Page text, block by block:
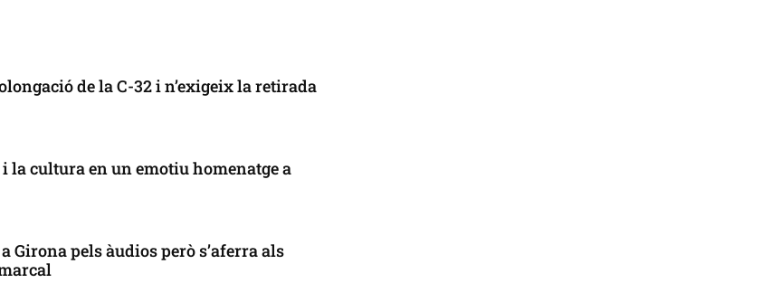
de la C-32 i n’exigeix la retirada
la cultura en un emotiu homenatge a
Girona pels àudios però s’aferra als